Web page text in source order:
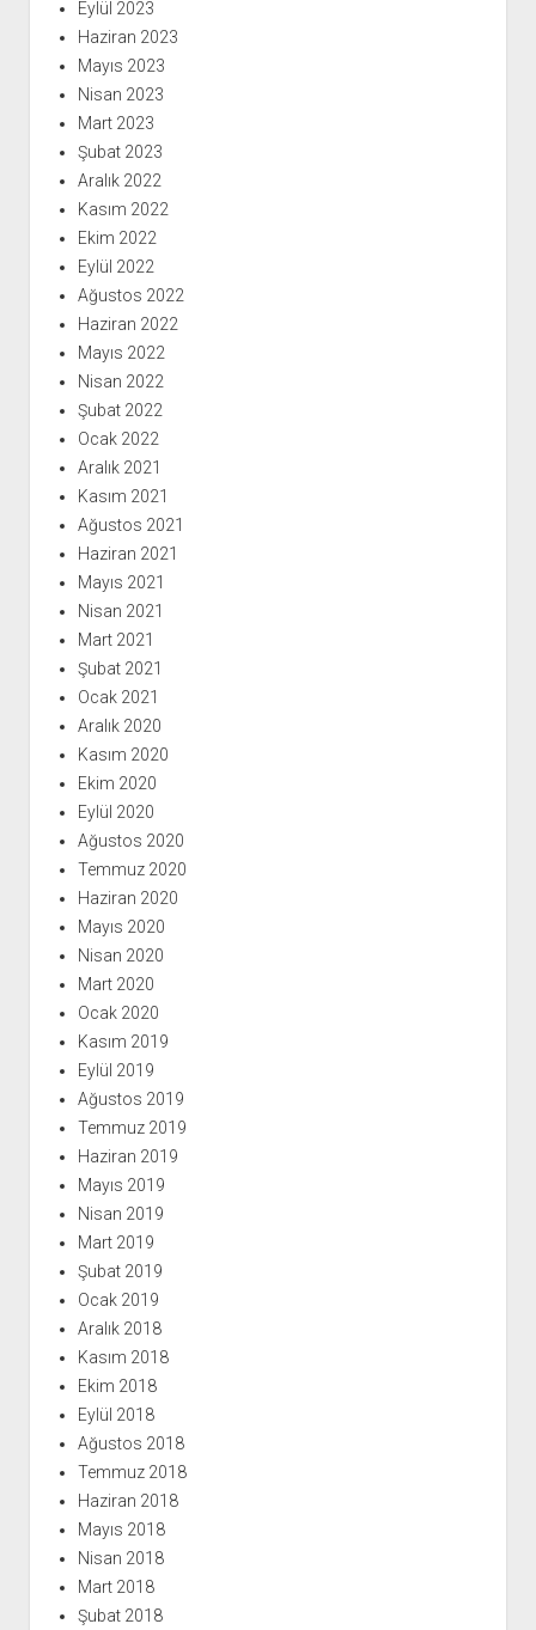
Eylül 2023
Haziran 2023
Mayıs 2023
Nisan 2023
Mart 2023
Şubat 2023
Aralık 2022
Kasım 2022
Ekim 2022
Eylül 2022
Ağustos 2022
Haziran 2022
Mayıs 2022
Nisan 2022
Şubat 2022
Ocak 2022
Aralık 2021
Kasım 2021
Ağustos 2021
Haziran 2021
Mayıs 2021
Nisan 2021
Mart 2021
Şubat 2021
Ocak 2021
Aralık 2020
Kasım 2020
Ekim 2020
Eylül 2020
Ağustos 2020
Temmuz 2020
Haziran 2020
Mayıs 2020
Nisan 2020
Mart 2020
Ocak 2020
Kasım 2019
Eylül 2019
Ağustos 2019
Temmuz 2019
Haziran 2019
Mayıs 2019
Nisan 2019
Mart 2019
Şubat 2019
Ocak 2019
Aralık 2018
Kasım 2018
Ekim 2018
Eylül 2018
Ağustos 2018
Temmuz 2018
Haziran 2018
Mayıs 2018
Nisan 2018
Mart 2018
Şubat 2018